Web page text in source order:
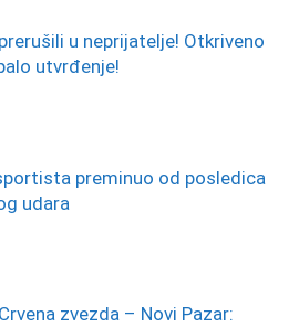
u neprijatelje! Otkriveno
utvrđenje!
preminuo od posledica
udara
zvezda – Novi Pazar: